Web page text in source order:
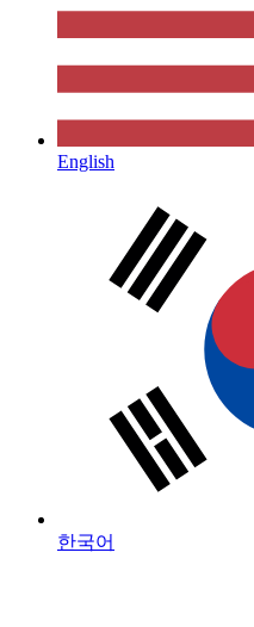
English
한국어